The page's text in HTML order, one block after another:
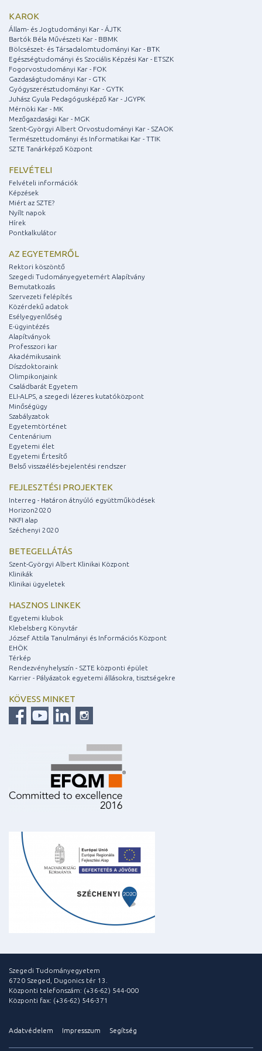
KAROK
Állam- és Jogtudományi Kar - ÁJTK
Bartók Béla Művészeti Kar - BBMK
Bölcsészet- és Társadalomtudományi Kar - BTK
Egészségtudományi és Szociális Képzési Kar - ETSZK
Fogorvostudományi Kar - FOK
Gazdaságtudományi Kar - GTK
Gyógyszerésztudományi Kar - GYTK
Juhász Gyula Pedagógusképző Kar - JGYPK
Mérnöki Kar - MK
Mezőgazdasági Kar - MGK
Szent-Györgyi Albert Orvostudományi Kar - SZAOK
Természettudományi és Informatikai Kar - TTIK
SZTE Tanárképző Központ
FELVÉTELI
Felvételi információk
Képzések
Miért az SZTE?
Nyílt napok
Hírek
Pontkalkulátor
AZ EGYETEMRŐL
Rektori köszöntő
Szegedi Tudományegyetemért Alapítvány
Bemutatkozás
Szervezeti felépítés
Közérdekű adatok
Esélyegyenlőség
E-ügyintézés
Alapítványok
Professzori kar
Akadémikusaink
Díszdoktoraink
Olimpikonjaink
Családbarát Egyetem
ELI-ALPS, a szegedi lézeres kutatóközpont
Minőségügy
Szabályzatok
Egyetemtörténet
Centenárium
Egyetemi élet
Egyetemi Értesítő
Belső visszaélés-bejelentési rendszer
FEJLESZTÉSI PROJEKTEK
Interreg - Határon átnyúló együttműködések
Horizon2020
NKFI alap
Széchenyi 2020
BETEGELLÁTÁS
Szent-Györgyi Albert Klinikai Központ
Klinikák
Klinikai ügyeletek
HASZNOS LINKEK
Egyetemi klubok
Klebelsberg Könyvtár
József Attila Tanulmányi és Információs Központ
EHÖK
Térkép
Rendezvényhelyszín - SZTE központi épület
Karrier - Pályázatok egyetemi állásokra, tisztségekre
KÖVESS MINKET
Szegedi Tudományegyetem
6720 Szeged, Dugonics tér 13.
Központi telefonszám: (+36-62) 544-000
Központi fax: (+36-62) 546-371
Adatvédelem Impresszum Segítség